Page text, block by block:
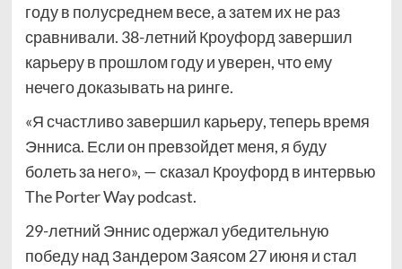
году в полусреднем весе, а затем их не раз
сравнивали. 38-летний Кроуфорд завершил
карьеру в прошлом году и уверен, что ему
нечего доказывать на ринге.
«Я счастливо завершил карьеру, теперь время
Энниса. Если он превзойдет меня, я буду
болеть за него», — сказал Кроуфорд в интервью
The Porter Way podcast.
29-летний Эннис одержал убедительную
победу над Зандером Заясом 27 июня и стал